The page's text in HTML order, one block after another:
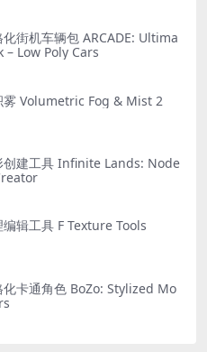
街机车辆包 ARCADE: Ultima
– Low Poly Cars
雾 Volumetric Fog & Mist 2
创建工具 Infinite Lands: Node
辑工具 F Texture Tools
卡通角色 BoZo: Stylized Mo